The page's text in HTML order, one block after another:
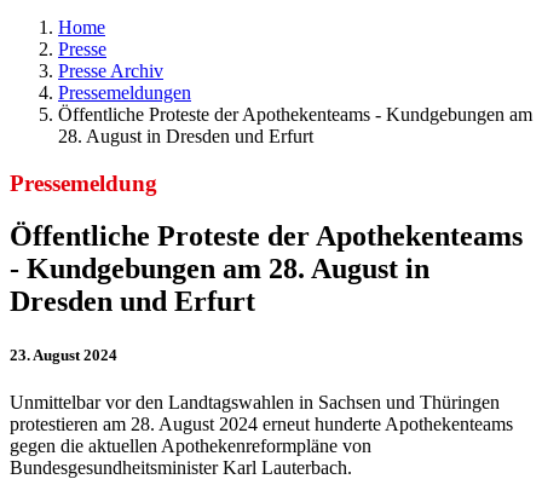
Home
Presse
Presse Archiv
Pressemeldungen
Öffentliche Proteste der Apothekenteams - Kundgebungen am
28. August in Dresden und Erfurt
Pressemeldung
Öffentliche Proteste der Apothekenteams
- Kundgebungen am 28. August in
Dresden und Erfurt
23. August 2024
Unmittelbar vor den Landtagswahlen in Sachsen und Thüringen
protestieren am 28. August 2024 erneut hunderte Apothekenteams
gegen die aktuellen Apothekenreformpläne von
Bundesgesundheitsminister Karl Lauterbach.